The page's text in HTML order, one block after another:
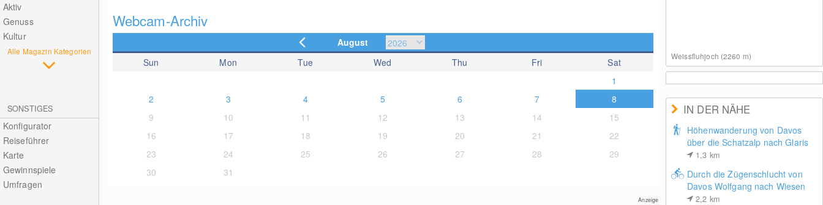
Aktiv
Genuss
Kultur
Alle Magazin Kategorien
SONSTIGES
Konfigurator
Reiseführer
Karte
Gewinnspiele
Umfragen
Webcam-Archiv
August
Sun
Mon Tue Wed Thu Fri
Sat
1
2
3 4 5 6 7
8
9
10 11 12 13 14
15
16
17 18 19 20 21
22
23
24 25 26 27 28
29
30
31
Anzeige
Weissfluhjoch (2260 m)
Davosersee (1559 m)
IN DER NÄHE
Höhenwanderung von Davos
über die Schatzalp nach Glaris
1,3 km
Durch die Zügenschlucht von
Davos Wolfgang nach Wiesen
2,2 km